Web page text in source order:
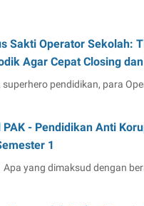
Sakti Operator Sekolah:
Agar Cepat Closing
superhero pendidikan, para
PAK - Pendidikan Anti
1
yang dimaksud dengan